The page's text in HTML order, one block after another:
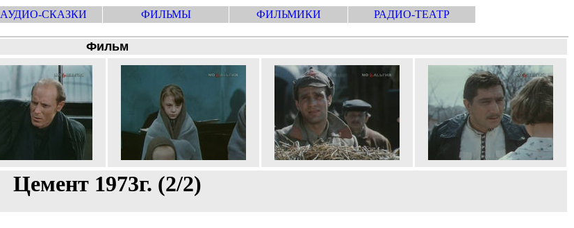
АУДИО-СКАЗКИ ФИЛЬМЫ ФИЛЬМИКИ РАДИО-ТЕАТР
Фильм
Цемент 1973г. (2/2)